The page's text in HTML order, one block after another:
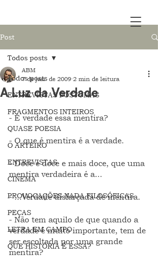
Post
Todos posts
ENTREVISTAS PÓSTUMAS
FRAGMENTOS INTEIROS
QUASE POESIA
O ARTEIRO
ENTREVISTAS
CINEMA
PROVOCAÇÕES NADA FILOSÓFICAS
PEÇAS
LETRA EM CAMPO
QUE HISTÓRIA É ESSA?
Todos posts
A Luz da Verdade
ABM
7 de jan. de 2009 2 min de leitura
- É verdade essa mentira?
- O que é mentira é a verdade.
- Doce e doce e mais doce, que uma
mentira verdadeira é a...
- ...Verdade disfarçada de mentira.
- Não tem aquilo de que quando a
verdade é muito importante, tem de
ser escoltada por uma grande
mentira?